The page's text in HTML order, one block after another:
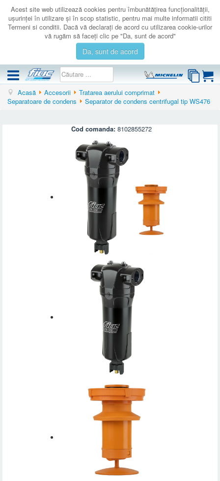
Acest site web utilizează cookies pentru îmbunătăţirea funcţionalităţii,
uşurinţei în utilizare şi în scop statistic, pentru mai multe informatii cititi
Termeni si conditii. Dacă vă declaraţi de acord cu utilizarea cookie-urilor
vă rugăm să faceţi clic pe "Da, sunt de acord"
Da, sunt de acord
COMPRESOARE
Acasă Accesorii
Tratarea aerului comprimat
Separatoare de condens
Separator de condens centrifugal tip WS476
Cod comanda: 8102855272